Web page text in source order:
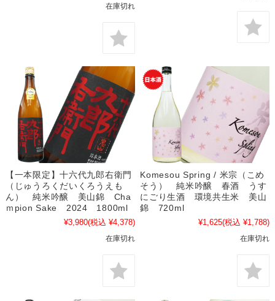
在庫切れ
【一本限定】十六代九郎右衛門
（じゅうろくだいくろうえも
ん） 純米吟醸 美山錦 Cha
ｍpion Sake 2024 1800ml
¥3,980(税込 ¥4,378)
在庫切れ
Komesou Spring / 米宗（こめ
そう） 純米吟醸 春酒 うす
にごり生酒 環境共生米 美山
錦 720ml
¥1,625(税込 ¥1,788)
在庫切れ